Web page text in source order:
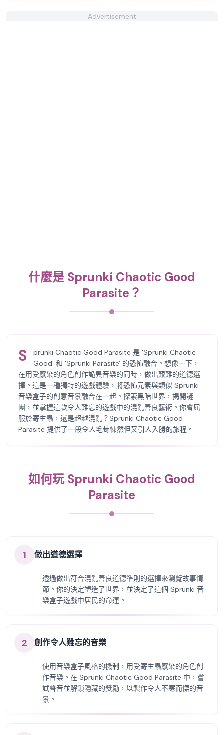
Advertisement
什麼是 Sprunki Chaotic Good
Parasite？
S
prunki Chaotic Good Parasite 是 'Sprunki Chaotic
Good' 和 'Sprunki Parasite' 的恐怖融合。想像一下，
在用受感染的角色創作詭異音樂的同時，做出艱難的道德選
擇。這是一種獨特的遊戲體驗，將恐怖元素與類似 Sprunki
音樂盒子的創意音景融合在一起。探索黑暗世界，揭開謎
團，並掌握這款令人難忘的遊戲中的混亂善良藝術。你會屈
服於寄生蟲，還是超越混亂？Sprunki Chaotic Good
Parasite 提供了一段令人毛骨悚然但又引人入勝的旅程。
如何玩 Sprunki Chaotic Good
Parasite
1 做出道德選擇
透過做出符合混亂善良道德準則的選擇來瀏覽故事情
節。你的決定塑造了世界，並決定了這個 Sprunki 音
樂盒子遊戲中居民的命運。
2 創作令人難忘的音樂
使用音樂盒子風格的機制，用受寄生蟲感染的角色創
作音樂。在 Sprunki Chaotic Good Parasite 中，嘗
試聲音並解鎖隱藏的獎勵，以製作令人不寒而慄的音
景。